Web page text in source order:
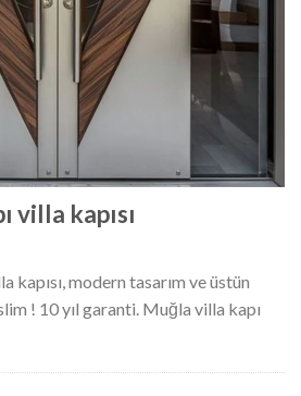
villa kapısı
kapısı, modern tasarım ve üstün
! 10 yıl garanti. Muğla villa kapı